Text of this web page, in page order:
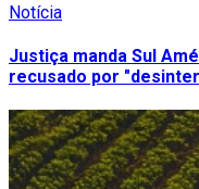
Notícia
Justiça manda Sul
recusado por